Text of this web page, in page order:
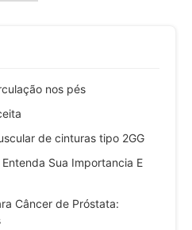
nos pés
de cinturas tipo 2GG
Sua Importancia E
Câncer de Próstata: